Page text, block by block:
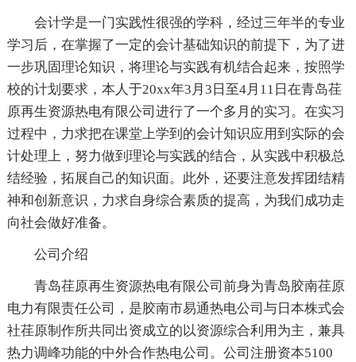
会计学是一门实践性很强的学科，经过三年半的专业
学习后，在掌握了一定的会计基础知识的前提下，为了进
一步巩固理论知识，将理论与实践有机结合起来，按照学
校的计划要求，本人于20xx年3月3日至4月11日在青岛荏
原再生资源热电有限公司进行了一个多月的实习。在实习
过程中，力求把在课堂上学到的会计知识应用到实际的会
计处理上，努力做到理论与实践的结合，从实践中积极总
结经验，拓展自己的知识面。此外，还要注意发挥团结精
神和创新意识，力求自身综合素质的提高，为我们成功走
向社会做好准备。
公司介绍
青岛荏原再生资源热电有限公司前身为青岛胶南荏原
电力有限责任公司，是胶南市易通热电公司与日本株式会
社荏原制作所共同出资成立的以资源综合利用为主，兼具
热力调峰功能的中外合作热电公司。公司注册资本5100